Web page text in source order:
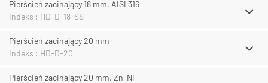
Pierścień zacinający 18 mm, AISI 316
Indeks : HD-D-18-SS
Pierścień zacinający 20 mm
Indeks : HD-D-20
Pierścień zacinający 20 mm, Zn-Ni